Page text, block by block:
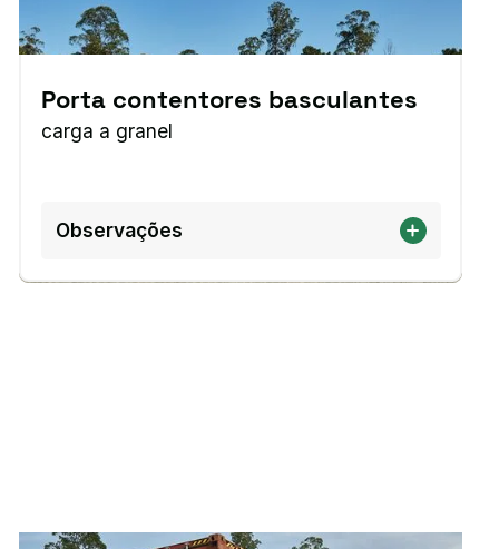
Porta contentores basculantes
carga a granel
Observações